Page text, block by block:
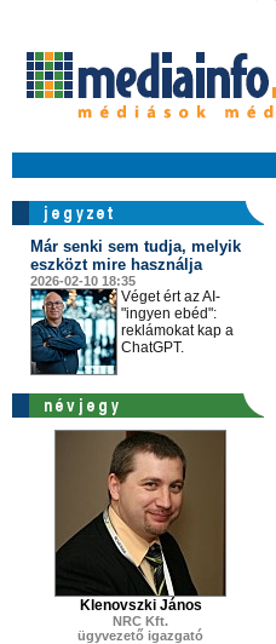
Már senki sem tudja, melyik
eszközt mire használja
2026-02-10 18:35
Véget ért az AI-
"ingyen ebéd":
reklámokat kap a
ChatGPT.
Klenovszki János
NRC Kft.
ügyvezető igazgató